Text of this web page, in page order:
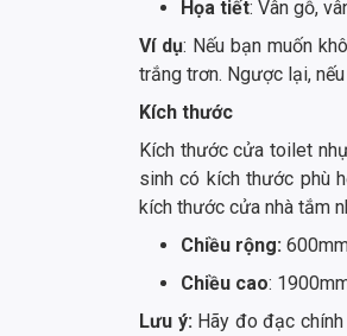
Họa tiết: Vân gỗ,
Ví dụ: Nếu bạn muốn
trắng trơn. Ngược lại,
Kích thước
Kích thước cửa toilet
sinh có kích thước phù
kích thước cửa nhà tắm
Chiều rộng:
Chiều cao:
Lưu ý: Hãy đo đạc